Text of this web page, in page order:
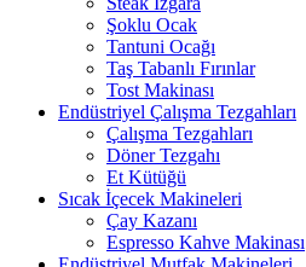
Şoklu Ocak
Tantuni Ocağı
Taş Tabanlı Fırınlar
Tost Makinası
Endüstriyel Çalışma Tezgahları
Çalışma Tezgahları
Döner Tezgahı
Et Kütüğü
Sıcak İçecek Makineleri
Çay Kazanı
Espresso Kahve Makinası